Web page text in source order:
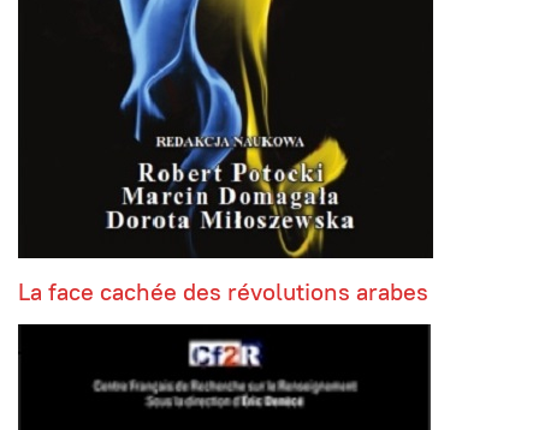
La face cachée des révolutions arabes